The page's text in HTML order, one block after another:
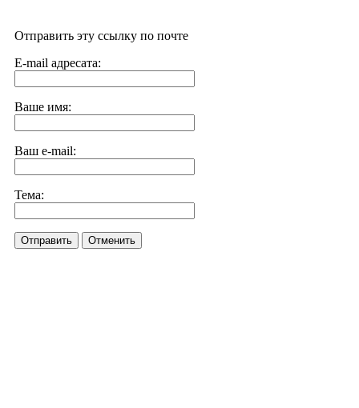
Отправить эту ссылку по почте
E-mail адресата:
Ваше имя:
Ваш e-mail:
Тема:
Отправить Отменить